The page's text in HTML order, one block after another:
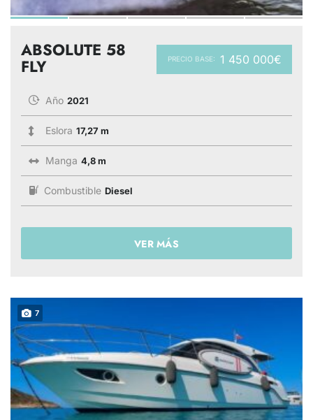
PRECIO BASE: 1 450 000€
ABSOLUTE 58
FLY
Año 2021
Eslora 17,27 m
Manga 4,8 m
Combustible Diesel
VER MÁS
7